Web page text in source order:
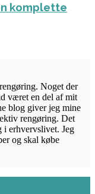
komplette
Noget der
været en del af mit
blog giver jeg mine
rengøring. Det
i erhvervslivet. Jeg
og skal købe